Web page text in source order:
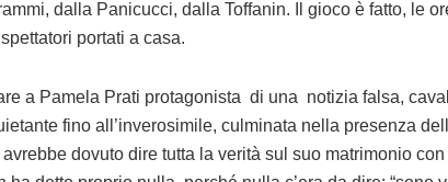
dalla Panicucci, dalla Toffanin. Il gioco è fatto, le
portati a casa.
a Pamela Prati protagonista di una notizia falsa,
fino all’inverosimile, culminata nella presenza
dovuto dire tutta la verità sul suo matrimonio